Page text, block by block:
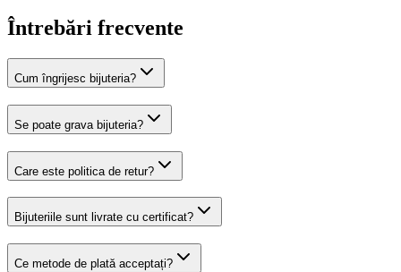
Întrebări frecvente
Cum îngrijesc bijuteria?
Se poate grava bijuteria?
Care este politica de retur?
Bijuteriile sunt livrate cu certificat?
Ce metode de plată acceptați?